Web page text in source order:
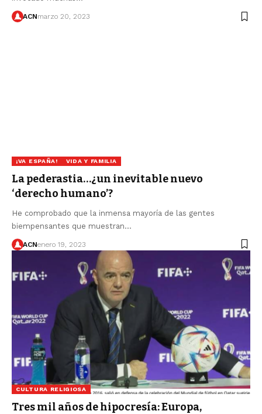
ACNmarzo 20, 2023
¡VA ESPAÑA! VIDA Y FAMILIA
La pederastia…¿un inevitable nuevo
‘derecho humano’?
He comprobado que la inmensa mayoría de las gentes
biempensantes que muestran…
ACNenero 19, 2023
CULTURA RELIGIOSA
Tres mil años de hipocresía: Europa,